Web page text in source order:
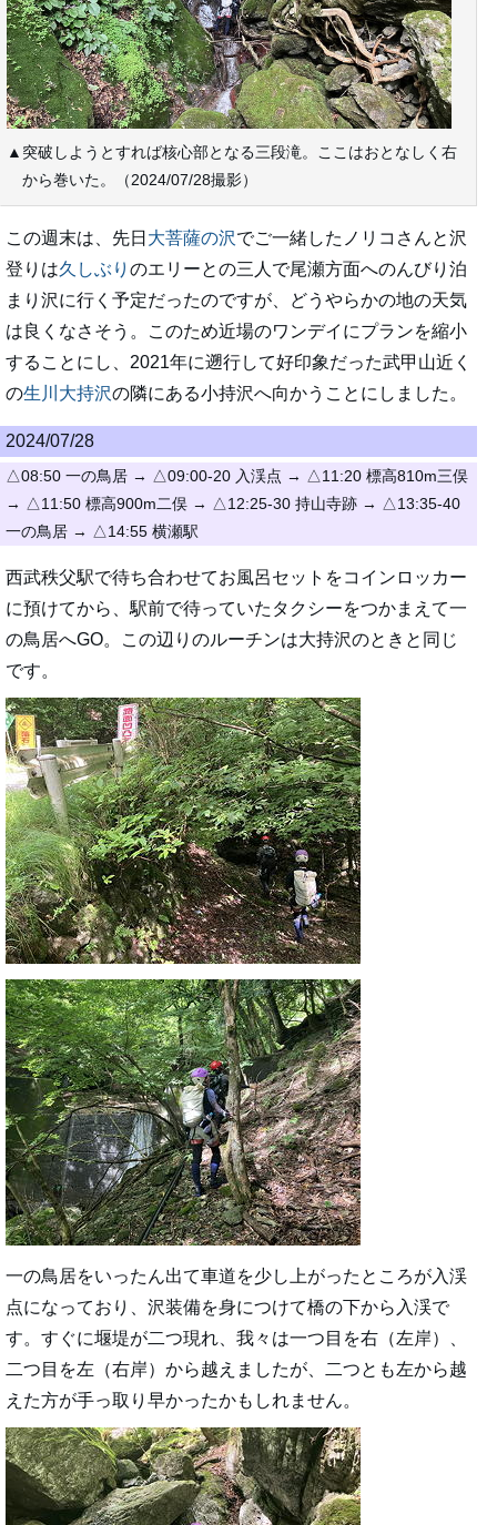
▲突破しようとすれば核心部となる三段滝。ここはおとなしく右
から巻いた。（2024/07/28撮影）
この週末は、先日 大菩薩の沢でご一緒したノリコさんと沢
登りは久しぶり のエリーとの三人で尾瀬方面へのんびり泊
まり沢に行く予定だったのですが、どうやらかの地の天気
は良くなさそう。このため近場のワンデイにプランを縮小
することにし、2021年に遡行して好印象だった武甲山近く
の生川大持沢の隣にある小持沢へ向かうことにしました。
2024/07/28
△08:50 一の鳥居 → △09:00-20 入渓点 → △11:20 標高810m三俣
→ △11:50 標高900m二俣 → △12:25-30 持山寺跡 → △13:35-40
一の鳥居 → △14:55 横瀬駅
西武秩父駅で待ち合わせてお風呂セットをコインロッカー
に預けてから、駅前で待っていたタクシーをつかまえて一
の鳥居へGO。この辺りのルーチンは大持沢のときと同じ
です。
一の鳥居をいったん出て車道を少し上がったところが入渓
点になっており、沢装備を身につけて橋の下から入渓で
す。すぐに堰堤が二つ現れ、我々は一つ目を右（左岸）、
二つ目を左（右岸）から越えましたが、二つとも左から越
えた方が手っ取り早かったかもしれません。